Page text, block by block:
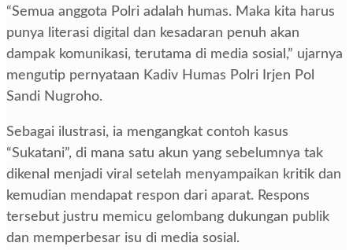
“Semua anggota Polri adalah humas. Maka kita harus
punya literasi digital dan kesadaran penuh akan
dampak komunikasi, terutama di media sosial,” ujarnya
mengutip pernyataan Kadiv Humas Polri Irjen Pol
Sandi Nugroho.
Sebagai ilustrasi, ia mengangkat contoh kasus
“Sukatani”, di mana satu akun yang sebelumnya tak
dikenal menjadi viral setelah menyampaikan kritik dan
kemudian mendapat respon dari aparat. Respons
tersebut justru memicu gelombang dukungan publik
dan memperbesar isu di media sosial.